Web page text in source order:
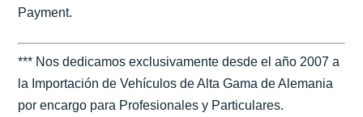
Payment.
*** Nos dedicamos exclusivamente desde el año 2007 a
la Importación de Vehículos de Alta Gama de Alemania
por encargo para Profesionales y Particulares.